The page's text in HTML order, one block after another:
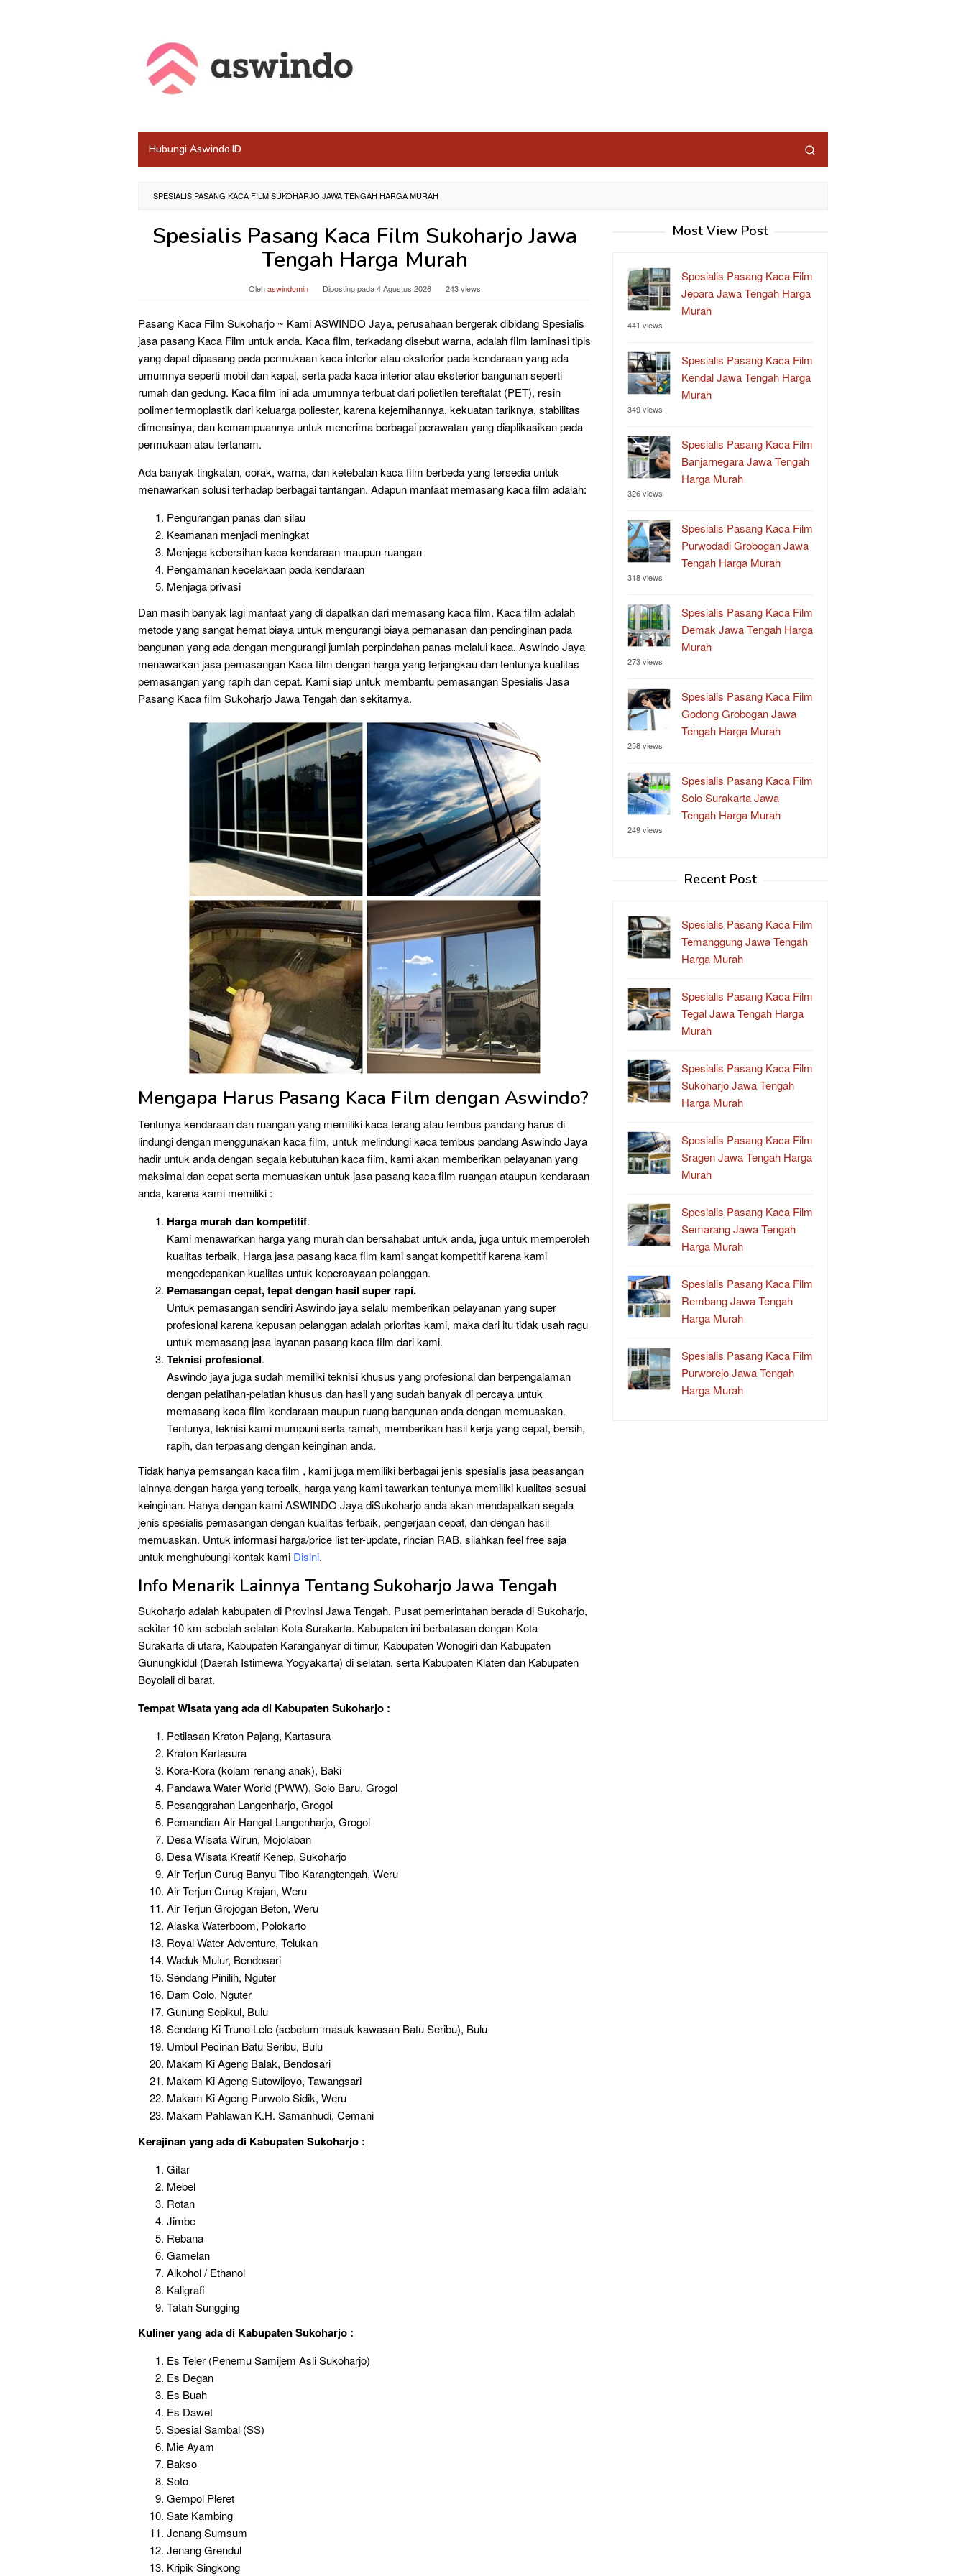
Hubungi Aswindo.ID
SPESIALIS PASANG KACA FILM SUKOHARJO JAWA TENGAH HARGA MURAH
Spesialis Pasang Kaca Film Sukoharjo Jawa
Tengah Harga Murah
Olehaswindomin Diposting pada4 Agustus 2026 243 views
Pasang Kaca Film Sukoharjo ~ Kami ASWINDO Jaya, perusahaan bergerak dibidang Spesialis
jasa pasang Kaca Film untuk anda. Kaca film, terkadang disebut warna, adalah film laminasi tipis
yang dapat dipasang pada permukaan kaca interior atau eksterior pada kendaraan yang ada
umumnya seperti mobil dan kapal, serta pada kaca interior atau eksterior bangunan seperti
rumah dan gedung. Kaca film ini ada umumnya terbuat dari polietilen tereftalat (PET), resin
polimer termoplastik dari keluarga poliester, karena kejernihannya, kekuatan tariknya, stabilitas
dimensinya, dan kemampuannya untuk menerima berbagai perawatan yang diaplikasikan pada
permukaan atau tertanam.
Ada banyak tingkatan, corak, warna, dan ketebalan kaca film berbeda yang tersedia untuk
menawarkan solusi terhadap berbagai tantangan. Adapun manfaat memasang kaca film adalah:
Pengurangan panas dan silau
Keamanan menjadi meningkat
Menjaga kebersihan kaca kendaraan maupun ruangan
Pengamanan kecelakaan pada kendaraan
Menjaga privasi
Dan masih banyak lagi manfaat yang di dapatkan dari memasang kaca film. Kaca film adalah
metode yang sangat hemat biaya untuk mengurangi biaya pemanasan dan pendinginan pada
bangunan yang ada dengan mengurangi jumlah perpindahan panas melalui kaca. Aswindo Jaya
menawarkan jasa pemasangan Kaca film dengan harga yang terjangkau dan tentunya kualitas
pemasangan yang rapih dan cepat. Kami siap untuk membantu pemasangan Spesialis Jasa
Pasang Kaca film Sukoharjo Jawa Tengah dan sekitarnya.
Mengapa Harus Pasang Kaca Film dengan Aswindo?
Tentunya kendaraan dan ruangan yang memiliki kaca terang atau tembus pandang harus di
lindungi dengan menggunakan kaca film, untuk melindungi kaca tembus pandang Aswindo Jaya
hadir untuk anda dengan segala kebutuhan kaca film, kami akan memberikan pelayanan yang
maksimal dan cepat serta memuaskan untuk jasa pasang kaca film ruangan ataupun kendaraan
anda, karena kami memiliki :
Harga murah dan kompetitif.
Kami menawarkan harga yang murah dan bersahabat untuk anda, juga untuk memperoleh
kualitas terbaik, Harga jasa pasang kaca film kami sangat kompetitif karena kami
mengedepankan kualitas untuk kepercayaan pelanggan.
Pemasangan cepat, tepat dengan hasil super rapi.
Untuk pemasangan sendiri Aswindo jaya selalu memberikan pelayanan yang super
profesional karena kepusan pelanggan adalah prioritas kami, maka dari itu tidak usah ragu
untuk memasang jasa layanan pasang kaca film dari kami.
Teknisi profesional.
Aswindo jaya juga sudah memiliki teknisi khusus yang profesional dan berpengalaman
dengan pelatihan-pelatian khusus dan hasil yang sudah banyak di percaya untuk
memasang kaca film kendaraan maupun ruang bangunan anda dengan memuaskan.
Tentunya, teknisi kami mumpuni serta ramah, memberikan hasil kerja yang cepat, bersih,
rapih, dan terpasang dengan keinginan anda.
Tidak hanya pemsangan kaca film , kami juga memiliki berbagai jenis spesialis jasa peasangan
lainnya dengan harga yang terbaik, harga yang kami tawarkan tentunya memiliki kualitas sesuai
keinginan. Hanya dengan kami ASWINDO Jaya diSukoharjo anda akan mendapatkan segala
jenis spesialis pemasangan dengan kualitas terbaik, pengerjaan cepat, dan dengan hasil
memuaskan. Untuk informasi harga/price list ter-update, rincian RAB, silahkan feel free saja
untuk menghubungi kontak kami Disini.
Info Menarik Lainnya Tentang Sukoharjo Jawa Tengah
Sukoharjo adalah kabupaten di Provinsi Jawa Tengah. Pusat pemerintahan berada di Sukoharjo,
sekitar 10 km sebelah selatan Kota Surakarta. Kabupaten ini berbatasan dengan Kota
Surakarta di utara, Kabupaten Karanganyar di timur, Kabupaten Wonogiri dan Kabupaten
Gunungkidul (Daerah Istimewa Yogyakarta) di selatan, serta Kabupaten Klaten dan Kabupaten
Boyolali di barat.
Tempat Wisata yang ada di Kabupaten Sukoharjo :
Petilasan Kraton Pajang, Kartasura
Kraton Kartasura
Kora-Kora (kolam renang anak), Baki
Pandawa Water World (PWW), Solo Baru, Grogol
Pesanggrahan Langenharjo, Grogol
Pemandian Air Hangat Langenharjo, Grogol
Desa Wisata Wirun, Mojolaban
Desa Wisata Kreatif Kenep, Sukoharjo
Air Terjun Curug Banyu Tibo Karangtengah, Weru
Air Terjun Curug Krajan, Weru
Air Terjun Grojogan Beton, Weru
Alaska Waterboom, Polokarto
Royal Water Adventure, Telukan
Waduk Mulur, Bendosari
Sendang Pinilih, Nguter
Dam Colo, Nguter
Gunung Sepikul, Bulu
Sendang Ki Truno Lele (sebelum masuk kawasan Batu Seribu), Bulu
Umbul Pecinan Batu Seribu, Bulu
Makam Ki Ageng Balak, Bendosari
Makam Ki Ageng Sutowijoyo, Tawangsari
Makam Ki Ageng Purwoto Sidik, Weru
Makam Pahlawan K.H. Samanhudi, Cemani
Kerajinanyang ada di Kabupaten Sukoharjo :
Gitar
Mebel
Rotan
Jimbe
Rebana
Gamelan
Alkohol / Ethanol
Kaligrafi
Tatah Sungging
Kulineryang ada di Kabupaten Sukoharjo :
Es Teler (Penemu Samijem Asli Sukoharjo)
Es Degan
Es Buah
Es Dawet
Spesial Sambal (SS)
Mie Ayam
Bakso
Soto
Gempol Pleret
Sate Kambing
Jenang Sumsum
Jenang Grendul
Kripik Singkong
Most View Post
Spesialis Pasang Kaca Film
Jepara Jawa Tengah Harga
Murah
441 views
Spesialis Pasang Kaca Film
Kendal Jawa Tengah Harga
Murah
349 views
Spesialis Pasang Kaca Film
Banjarnegara Jawa Tengah
Harga Murah
326 views
Spesialis Pasang Kaca Film
Purwodadi Grobogan Jawa
Tengah Harga Murah
318 views
Spesialis Pasang Kaca Film
Demak Jawa Tengah Harga
Murah
273 views
Spesialis Pasang Kaca Film
Godong Grobogan Jawa
Tengah Harga Murah
258 views
Spesialis Pasang Kaca Film
Solo Surakarta Jawa
Tengah Harga Murah
249 views
Recent Post
Spesialis Pasang Kaca Film
Temanggung Jawa Tengah
Harga Murah
Spesialis Pasang Kaca Film
Tegal Jawa Tengah Harga
Murah
Spesialis Pasang Kaca Film
Sukoharjo Jawa Tengah
Harga Murah
Spesialis Pasang Kaca Film
Sragen Jawa Tengah Harga
Murah
Spesialis Pasang Kaca Film
Semarang Jawa Tengah
Harga Murah
Spesialis Pasang Kaca Film
Rembang Jawa Tengah
Harga Murah
Spesialis Pasang Kaca Film
Purworejo Jawa Tengah
Harga Murah